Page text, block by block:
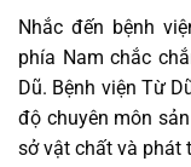
Nhắc đến bệnh
phía Nam chắc
Dũ. Bệnh viện Từ
độ chuyên môn
sở vật chất và phát